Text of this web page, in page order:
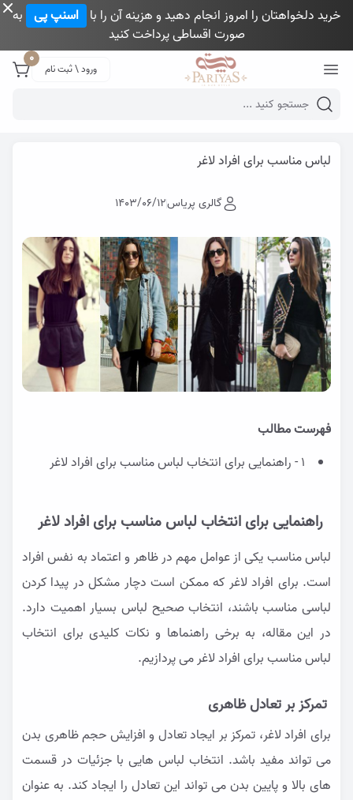
خرید دلخواهتان را امروز انجام دهید و هزینه آن را با اسنپ پی به
صورت اقساطی پرداخت کنید
ورود \ ثبت نام
0
Mobile header search
لباس مناسب برای افراد لاغر
گالری پریاس1403/06/12
فهرست مطالب
1 - راهنمایی برای انتخاب لباس مناسب برای افراد لاغر
راهنمایی برای انتخاب لباس مناسب برای افراد لاغر
لباس مناسب یکی از عوامل مهم در ظاهر و اعتماد به نفس افراد
است. برای افراد لاغر که ممکن است دچار مشکل در پیدا کردن
لباسی مناسب باشند، انتخاب صحیح لباس بسیار اهمیت دارد.
در این مقاله، به برخی راهنماها و نکات کلیدی برای انتخاب
لباس مناسب برای افراد لاغر می پردازیم.
تمرکز بر تعادل ظاهری
برای افراد لاغر، تمرکز بر ایجاد تعادل و افزایش حجم ظاهری بدن
می تواند مفید باشد. انتخاب لباس هایی با جزئیات در قسمت
های بالا و پایین بدن می تواند این تعادل را ایجاد کند. به عنوان